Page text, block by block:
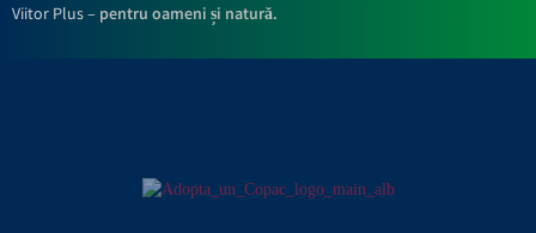
Viitor Plus – pentru oameni și natură.